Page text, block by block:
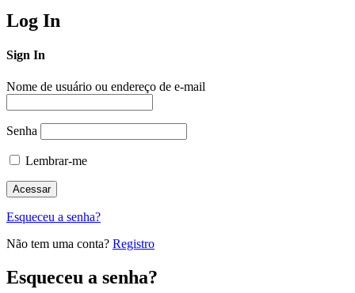
Log In
Sign In
Nome de usuário ou endereço de e-mail
Senha
Lembrar-me
Esqueceu a senha?
Não tem uma conta? Registro
Esqueceu a senha?